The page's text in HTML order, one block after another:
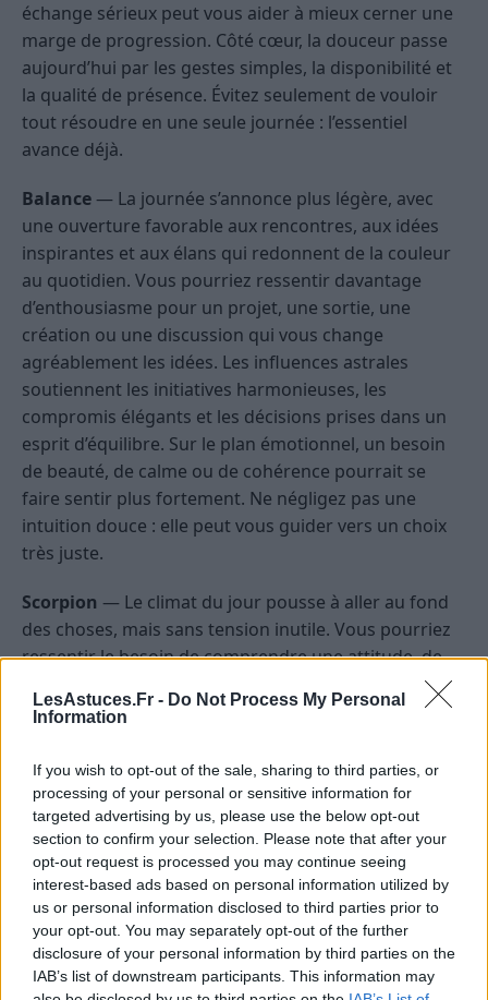
LesAstuces.Fr - Do Not Process My Personal
Information
If you wish to opt-out of the sale, sharing to third parties, or
processing of your personal or sensitive information for
targeted advertising by us, please use the below opt-out
section to confirm your selection. Please note that after your
opt-out request is processed you may continue seeing
interest-based ads based on personal information utilized by
us or personal information disclosed to third parties prior to
your opt-out. You may separately opt-out of the further
disclosure of your personal information by third parties on the
IAB’s list of downstream participants. This information may
échange sérieux peut vous aider à mieux cerner une
marge de progression. Côté cœur, la douceur passe
aujourd’hui par les gestes simples, la disponibilité et
la qualité de présence. Évitez seulement de vouloir
tout résoudre en une seule journée : l’essentiel
avance déjà.
Balance — La journée s’annonce plus légère, avec
une ouverture favorable aux rencontres, aux idées
inspirantes et aux élans qui redonnent de la couleur
au quotidien. Vous pourriez ressentir davantage
d’enthousiasme pour un projet, une sortie, une
création ou une discussion qui vous change
agréablement les idées. Les influences astrales
soutiennent les initiatives harmonieuses, les
compromis élégants et les décisions prises dans un
esprit d’équilibre. Sur le plan émotionnel, un besoin
de beauté, de calme ou de cohérence pourrait se
faire sentir plus fortement. Ne négligez pas une
intuition douce : elle peut vous guider vers un choix
très juste.
Scorpion — Le climat du jour pousse à aller au fond
des choses, mais sans tension inutile. Vous pourriez
ressentir le besoin de comprendre une attitude, de
clarifier une zone floue ou de remettre de la vérité
dans un échange. Les astres favorisent les prises de
chaque détail en enjeu majeur. Une opportunité de
réajustement peut apparaître dans la sphère
matérielle, familiale ou affective. Côté émotions, une
sensibilité plus marquée peut vous rendre réceptif à
ce qui n’est pas dit ; gardez cependant une place pour
le doute raisonnable. La journée peut se terminer sur
une impression d’apaisement profond.
Sagittaire— Le 12 May 2026 met l’accent sur les